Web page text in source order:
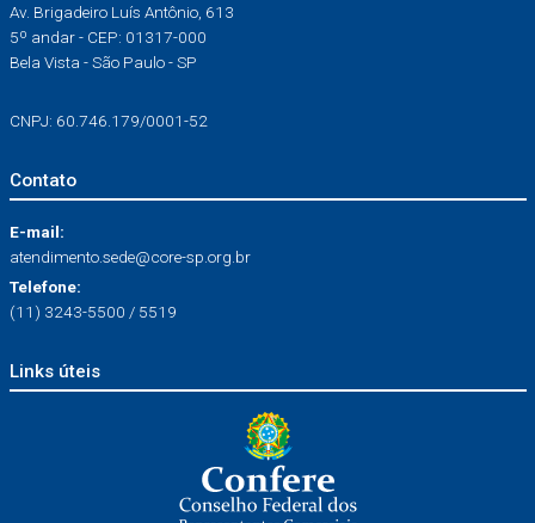
Av. Brigadeiro Luís Antônio, 613
5º andar - CEP: 01317-000
Bela Vista - São Paulo - SP
CNPJ: 60.746.179/0001-52
Contato
E-mail:
atendimento.sede@core-sp.org.br
Telefone:
(11) 3243-5500 / 5519
Links úteis